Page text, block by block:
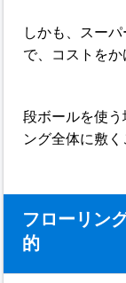
しかも、スー
で、コストをか
段ボールを使
ング全体に敷く
フローリン
的